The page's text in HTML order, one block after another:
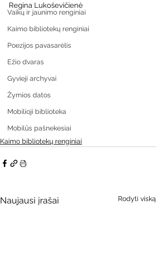
Vaikų ir jaunimo renginiai
Kaimo bibliotekų renginiai
Poezijos pavasarėlis
Ežio dvaras
Gyvieji archyvai
Žymios datos
Mobilioji biblioteka
Mobilūs pašnekesiai
Regina Lukoševičienė
Kaimo bibliotekų renginiai
Naujausi įrašai Rodyti viską